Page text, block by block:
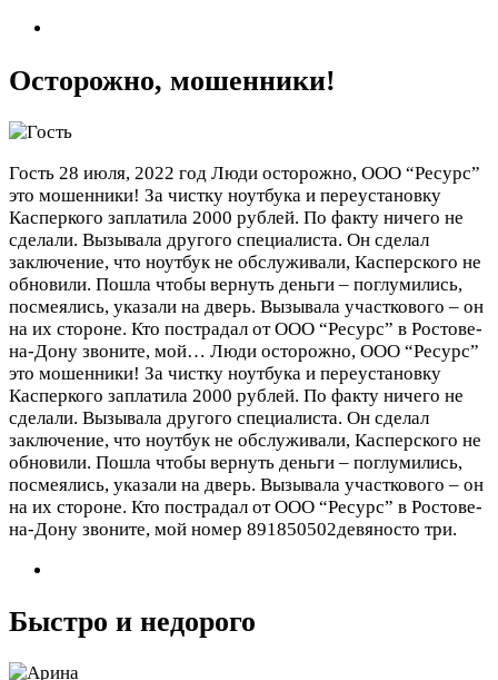
Осторожно, мошенники!
Гость 28 июля, 2022 год Люди осторожно, ООО “Ресурс”
это мошенники! За чистку ноутбука и переустановку
Касперкого заплатила 2000 рублей. По факту ничего не
сделали. Вызывала другого специалиста. Он сделал
заключение, что ноутбук не обслуживали, Касперского не
обновили. Пошла чтобы вернуть деньги – поглумились,
посмеялись, указали на дверь. Вызывала участкового – он
на их стороне. Кто пострадал от ООО “Ресурс” в Ростове-
на-Дону звоните, мой… Люди осторожно, ООО “Ресурс”
это мошенники! За чистку ноутбука и переустановку
Касперкого заплатила 2000 рублей. По факту ничего не
сделали. Вызывала другого специалиста. Он сделал
заключение, что ноутбук не обслуживали, Касперского не
обновили. Пошла чтобы вернуть деньги – поглумились,
посмеялись, указали на дверь. Вызывала участкового – он
на их стороне. Кто пострадал от ООО “Ресурс” в Ростове-
на-Дону звоните, мой номер 891850502девяносто три.
Быстро и недорого